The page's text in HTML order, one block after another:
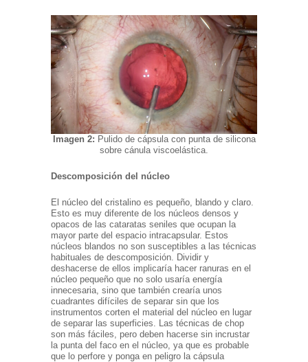
Imagen 2: Pulido de cápsula con punta de silicona
sobre cánula viscoelástica.
Descomposición del núcleo
El núcleo del cristalino es pequeño, blando y claro.
Esto es muy diferente de los núcleos densos y
opacos de las cataratas seniles que ocupan la
mayor parte del espacio intracapsular. Estos
núcleos blandos no son susceptibles a las técnicas
habituales de descomposición. Dividir y
deshacerse de ellos implicaría hacer ranuras en el
núcleo pequeño que no solo usaría energía
innecesaria, sino que también crearía unos
cuadrantes difíciles de separar sin que los
instrumentos corten el material del núcleo en lugar
de separar las superficies. Las técnicas de chop
son más fáciles, pero deben hacerse sin incrustar
la punta del faco en el núcleo, ya que es probable
que lo perfore y ponga en peligro la cápsula